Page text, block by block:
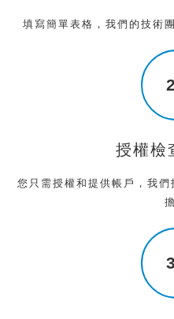
填寫簡單表格，我們的技術
授權檢
您只需授權和提供帳戶，我